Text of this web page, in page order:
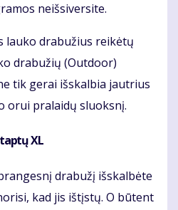
neišsiversite.
lauko drabužius reikėtų
drabužių (Outdoor)
tik gerai išskalbia jautrius
orui pralaidų sluoksnį.
XL
drabužį išskalbėte
kad jis ištįstų. O būtent